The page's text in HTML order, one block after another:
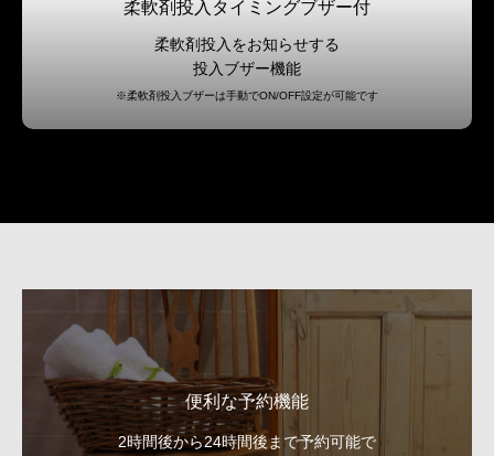
柔軟剤投入タイミングブザー付
柔軟剤投入をお知らせする
投入ブザー機能
※柔軟剤投入ブザーは手動でON/OFF設定が可能です
便利な予約機能
2時間後から24時間後まで予約可能で